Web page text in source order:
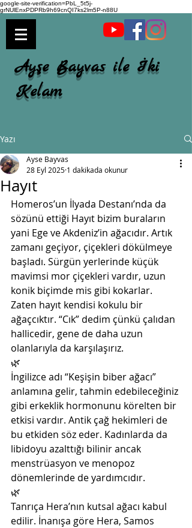
google-site-verification=PbL_5t5j-
grNUlEnxPDPRb9h69cnQI7ks2lm5P-n88U
Ayşe Bayvas ile İki
Kelam
Yazı
Hayıt
Ayse Bayvas
28 Eyl 2025 1 dakikada okunur
Homeros’un İlyada Destanı’nda da
sözünü ettiği Hayıt bizim buraların
yani Ege ve Akdeniz’in ağacıdır. Artık
zamanı geçiyor, çiçekleri dökülmeye
başladı. Sürgün yerlerinde küçük
mavimsi mor çiçekleri vardır, uzun
konik biçimde mis gibi kokarlar.
Zaten hayıt kendisi kokulu bir
ağaçcıktır. “Cık” dedim çünkü çalıdan
hallicedir, gene de daha uzun
olanlarıyla da karşılaşırız.
🌿
İngilizce adı “Keşişin biber ağacı”
anlamına gelir, tahmin edebileceğiniz
gibi erkeklik hormonunu körelten bir
etkisi vardır. Antik çağ hekimleri de
bu etkiden söz eder. Kadınlarda da
libidoyu azalttığı bilinir ancak
menstrüasyon ve menopoz
dönemlerinde de yardımcıdır.
🌿
Tanrıça Hera’nın kutsal ağacı kabul
edilir. İnanışa göre Hera, Samos